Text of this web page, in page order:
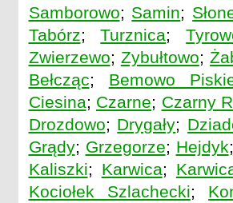
Samborowo; Samin;
Tabórz;Turznica;
Zwierzewo; Zybułtowo;
Bełcząc; Bemowo
Ciesina; Czarne; Czarny
Drozdowo; Drygały;
Grądy; Grzegorze; Hejdyk;
Kaliszki; Karwica;
Kociołek Szlachecki;